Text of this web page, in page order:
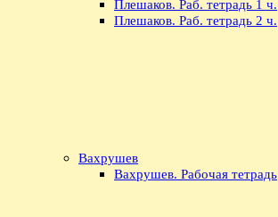
Плешаков. Раб. тетрадь 1 ч.
Плешаков. Раб. тетрадь 2 ч.
Вахрушев
Вахрушев. Рабочая тетрадь